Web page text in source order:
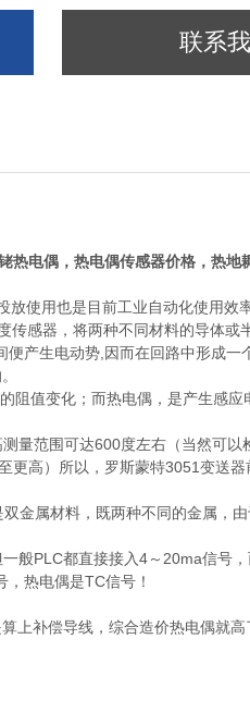
联系
电偶，热电偶传感器价格，热地
使用也是目前工业自动化使用效
传感器，将两种不同材料的导体或
产生电动势,因而在回路中形成一
阻值变化；而热电偶，是产生感应
范围可达600度左右（当然可以
更高）所以，罗斯蒙特3051变送
金属材料，既两种不同的金属，
般PLC都直接接入4～20ma信号
热电偶是TC信号！
上补偿导线，综合造价热电偶就高